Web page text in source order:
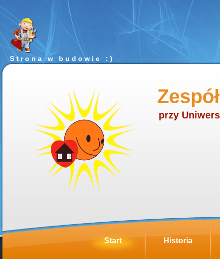
Strona w budowie :)
przy
Start Historia